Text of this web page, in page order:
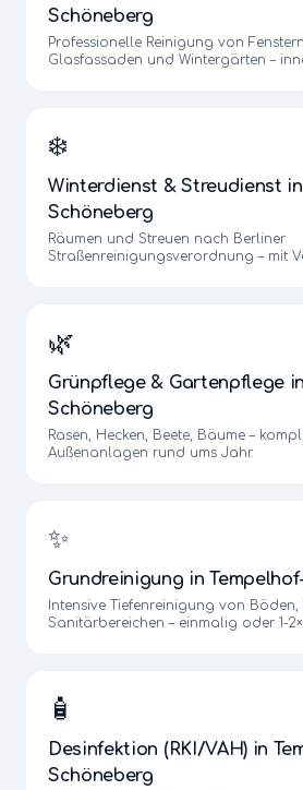
Schöneberg
Professionelle Reinigung von
Glasfassaden und Wintergärten –
❄️
Winterdienst & Streudienst
Schöneberg
Räumen und Streuen nach Berliner
Straßenreinigungsverordnung – mit
🌿
Grünpflege & Gartenpflege in
Schöneberg
Rasen, Hecken, Beete, Bäume –
Außenanlagen rund ums Jahr.
✨
Grundreinigung in
Intensive Tiefenreinigung von
Sanitärbereichen – einmalig oder 1-
🧴
Desinfektion (RKI/VAH)in
Schöneberg